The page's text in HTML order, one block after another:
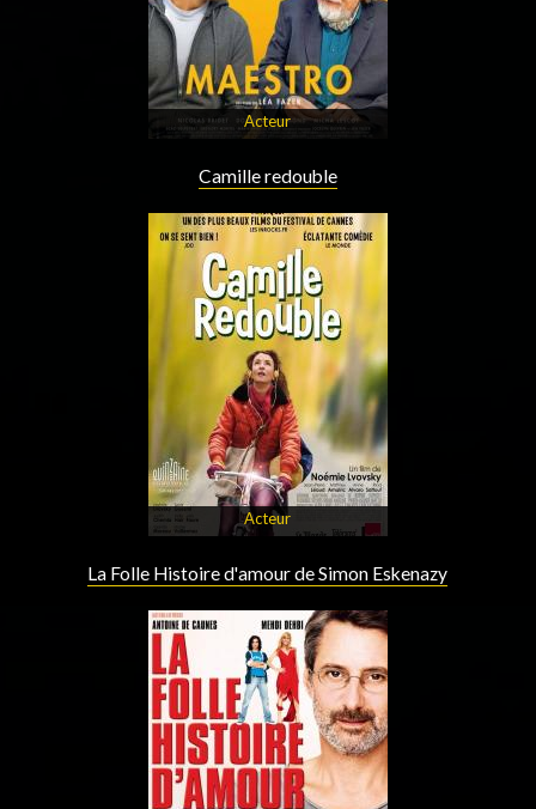
Acteur
Camille redouble
Acteur
La Folle Histoire d'amour de Simon Eskenazy